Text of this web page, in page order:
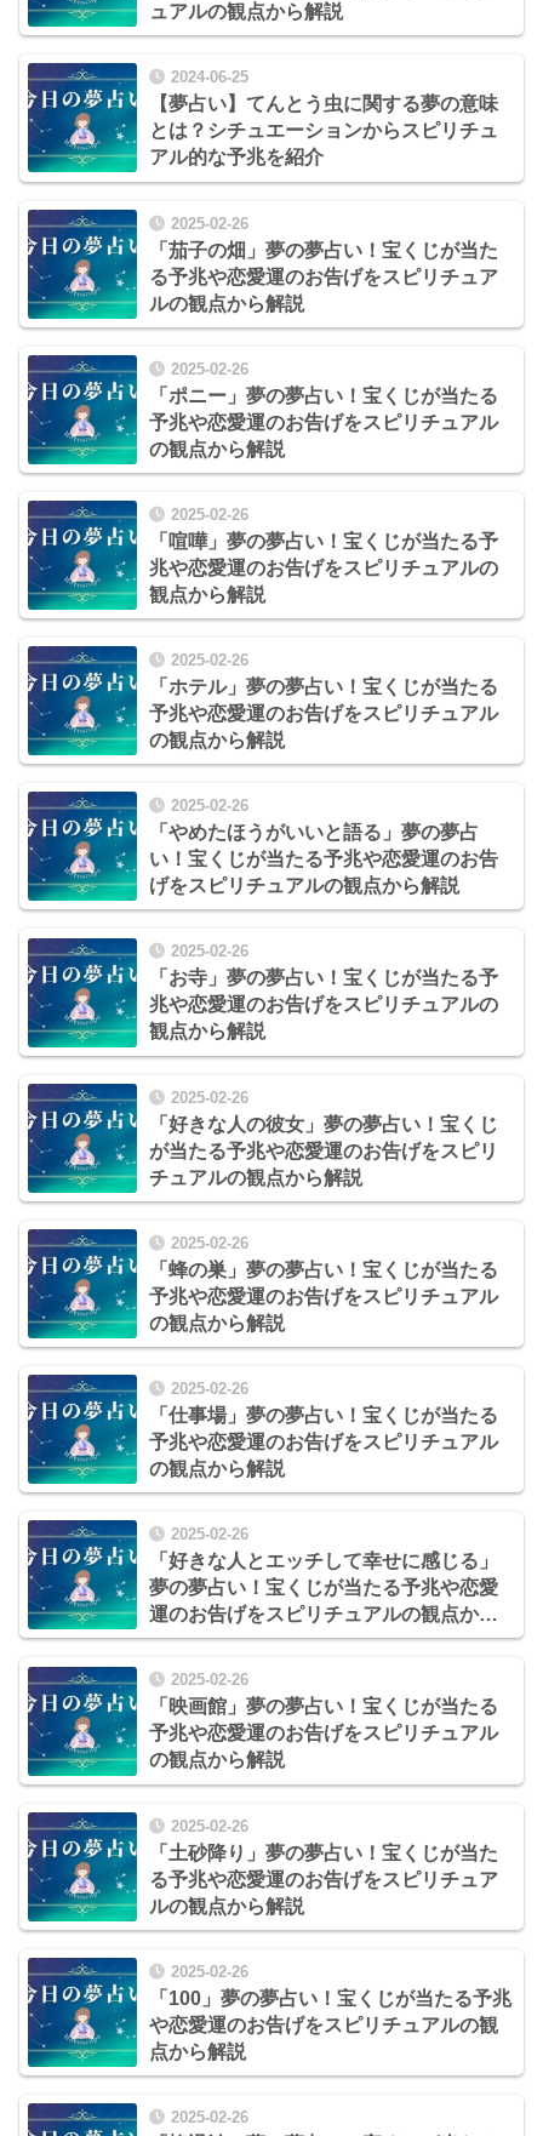
ュアルの観点から解説
2024-06-25
【夢占い】てんとう虫に関する夢の意味
とは？シチュエーションからスピリチュ
アル的な予兆を紹介
2025-02-26
「茄子の畑」夢の夢占い！宝くじが当た
る予兆や恋愛運のお告げをスピリチュア
ルの観点から解説
2025-02-26
「ポニー」夢の夢占い！宝くじが当たる
予兆や恋愛運のお告げをスピリチュアル
の観点から解説
2025-02-26
「喧嘩」夢の夢占い！宝くじが当たる予
兆や恋愛運のお告げをスピリチュアルの
観点から解説
2025-02-26
「ホテル」夢の夢占い！宝くじが当たる
予兆や恋愛運のお告げをスピリチュアル
の観点から解説
2025-02-26
「やめたほうがいいと語る」夢の夢占
い！宝くじが当たる予兆や恋愛運のお告
げをスピリチュアルの観点から解説
2025-02-26
「お寺」夢の夢占い！宝くじが当たる予
兆や恋愛運のお告げをスピリチュアルの
観点から解説
2025-02-26
「好きな人の彼女」夢の夢占い！宝くじ
が当たる予兆や恋愛運のお告げをスピリ
チュアルの観点から解説
2025-02-26
「蜂の巣」夢の夢占い！宝くじが当たる
予兆や恋愛運のお告げをスピリチュアル
の観点から解説
2025-02-26
「仕事場」夢の夢占い！宝くじが当たる
予兆や恋愛運のお告げをスピリチュアル
の観点から解説
2025-02-26
「好きな人とエッチして幸せに感じる」
夢の夢占い！宝くじが当たる予兆や恋愛
運のお告げをスピリチュアルの観点から
解説
2025-02-26
「映画館」夢の夢占い！宝くじが当たる
予兆や恋愛運のお告げをスピリチュアル
の観点から解説
2025-02-26
「土砂降り」夢の夢占い！宝くじが当た
る予兆や恋愛運のお告げをスピリチュア
ルの観点から解説
2025-02-26
「100」夢の夢占い！宝くじが当たる予兆
や恋愛運のお告げをスピリチュアルの観
点から解説
2025-02-26